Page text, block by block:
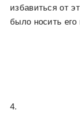
избавиться от
было носить
4.